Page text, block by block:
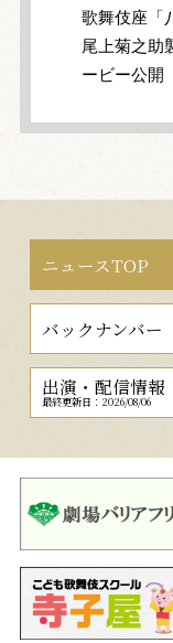
歌舞伎座「
尾上菊之助
ービー公開
ニュースTOP
バックナンバー
出演・配信情報
最終更新日：2026/08/06